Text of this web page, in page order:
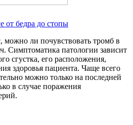
от бедра до стопы
можно ли почувствовать тромб в
Симптоматика патологии зависит
сгустка, его расположения,
здоровья пациента. Чаще всего
можно только на последней
в случае поражения